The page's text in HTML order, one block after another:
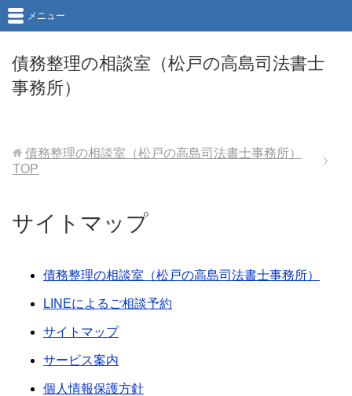
債務整理の相談室（松戸の高島司法書士
事務所）
メニュー
債務整理の相談室（松戸の高島司法書士事務所）
TOP
サイトマップ
債務整理の相談室（松戸の高島司法書士事務所）
LINEによるご相談予約
サイトマップ
サービス案内
個人情報保護方針